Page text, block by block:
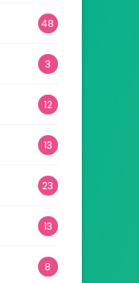
48
3
12
13
23
13
8